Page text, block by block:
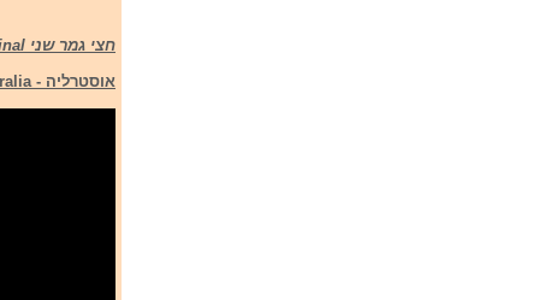
חצי גמר שני The Second Semi Final
אוסטרליה - Australia